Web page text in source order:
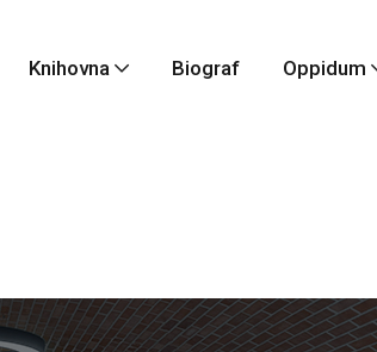
Knihovna Biograf Oppidum